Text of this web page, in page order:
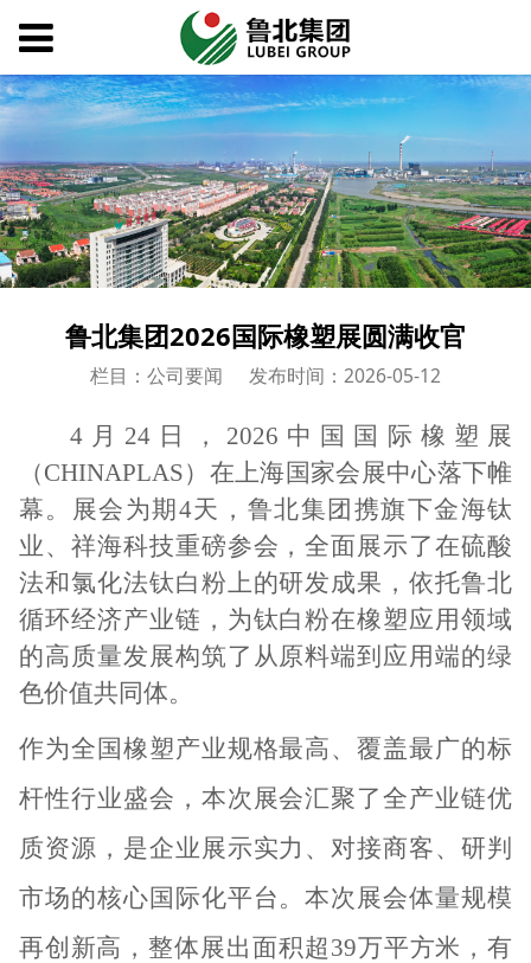
鲁北集团2026国际橡塑展圆满收官
栏目：公司要闻 发布时间：2026-05-12
4月24日，2026中国国际橡塑展
（CHINAPLAS）在上海国家会展中心落下帷
幕。展会为期4天，鲁北集团携旗下金海钛
业、祥海科技重磅参会，全面展示了在硫酸
法和氯化法钛白粉上的研发成果，依托鲁北
循环经济产业链，为钛白粉在橡塑应用领域
的高质量发展构筑了从原料端到应用端的绿
色价值共同体。
作为全国橡塑产业规格最高、覆盖最广的标
杆性行业盛会，本次展会汇聚了全产业链优
质资源，是企业展示实力、对接商客、研判
市场的核心国际化平台。本次展会体量规模
再创新高，整体展出面积超 39万平方米，有